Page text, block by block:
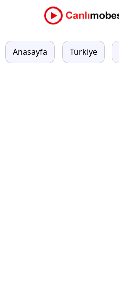
Anasayfa Türkiye